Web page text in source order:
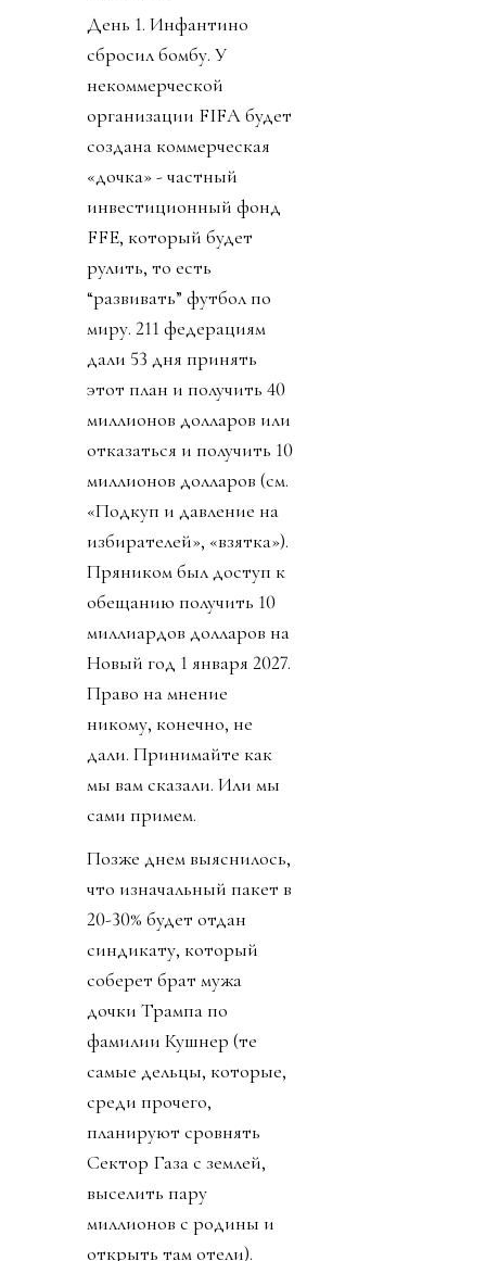
День 1. Инфантино
сбросил бомбу. У
некоммерческой
организации FIFA будет
создана коммерческая
«дочка» - частный
инвестиционный фонд
FFE, который будет
рулить, то есть
“развивать” футбол по
миру. 211 федерациям
дали 53 дня принять
этот план и получить 40
миллионов долларов или
отказаться и получить 10
миллионов долларов (см.
«Подкуп и давление на
избирателей», «взятка»).
Пряником был доступ к
обещанию получить 10
миллиардов долларов на
Новый год 1 января 2027.
Право на мнение
никому, конечно, не
дали. Принимайте как
мы вам сказали. Или мы
сами примем.
Позже днем выяснилось,
что изначальный пакет в
20-30% будет отдан
синдикату, который
соберет брат мужа
дочки Трампа по
фамилии Кушнер (те
самые дельцы, которые,
среди прочего,
планируют сровнять
Сектор Газа с землей,
выселить пару
миллионов с родины и
открыть там отели).